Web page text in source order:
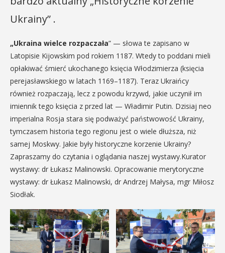
Ukrainy” .
„Ukraina wielce rozpaczała” — słowa te zapisano w
Latopisie Kijowskim pod rokiem 1187. Wtedy to poddani mieli
opłakiwać śmierć ukochanego księcia Włodzimierza (księcia
perejasławskiego w latach 1169–1187). Teraz Ukraińcy
również rozpaczają, lecz z powodu krzywd, jakie uczynił im
imiennik tego księcia z przed lat — Władimir Putin. Dzisiaj neo
imperialna Rosja stara się podważyć państwowość Ukrainy,
tymczasem historia tego regionu jest o wiele dłuższa, niż
samej Moskwy. Jakie były historyczne korzenie Ukrainy?
Zapraszamy do czytania i oglądania naszej wystawy.Kurator
wystawy: dr Łukasz Malinowski. Opracowanie merytoryczne
wystawy: dr Łukasz Malinowski, dr Andrzej Małysa, mgr Miłosz
Siodłak.